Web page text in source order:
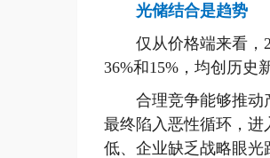
光储结合是趋势
仅从价格端来看，
36%和15%，均创历史
合理竞争能够推动产
最终陷入恶性循环，
低、企业缺乏战略眼光